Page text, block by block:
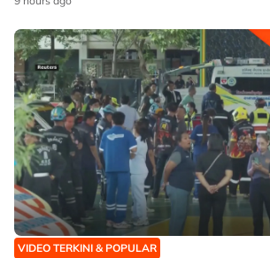
VIDEO TERKINI & POPULAR